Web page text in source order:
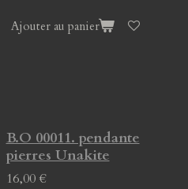
Ajouter au panier
B.O 00011. pendante
pierres Unakite
16,00 €